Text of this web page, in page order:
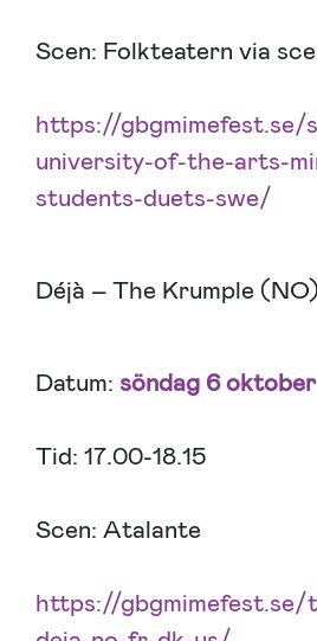
Scen: Folkteatern via
https://gbgmimefest.se/
university-of-the-arts-
students-duets-swe/
Déjà – The Krumple (NO)
Datum: söndag 6 oktober
Tid: 17.00-18.15
Scen: Atalante
https://gbgmimefest.se/